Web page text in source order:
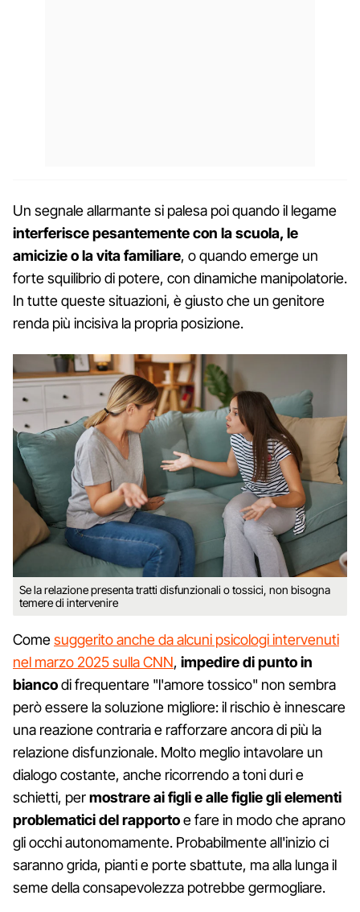
Un segnale allarmante si palesa poi quando il legame
interferisce pesantemente con la scuola, le
amicizie o la vita familiare, o quando emerge un
forte squilibrio di potere, con dinamiche manipolatorie.
In tutte queste situazioni, è giusto che un genitore
renda più incisiva la propria posizione.
Se la relazione presenta tratti disfunzionali o tossici, non bisogna
temere di intervenire
Comesuggerito anche da alcuni psicologi intervenuti
nel marzo 2025 sulla CNN, impedire di punto in
biancodi frequentare "l'amore tossico" non sembra
però essere la soluzione migliore: il rischio è innescare
una reazione contraria e rafforzare ancora di più la
relazione disfunzionale. Molto meglio intavolare un
dialogo costante, anche ricorrendo a toni duri e
schietti, permostrare ai figli e alle figlie gli elementi
problematici del rapportoe fare in modo che aprano
gli occhi autonomamente. Probabilmente all'inizio ci
saranno grida, pianti e porte sbattute, ma alla lunga il
seme della consapevolezza potrebbe germogliare.